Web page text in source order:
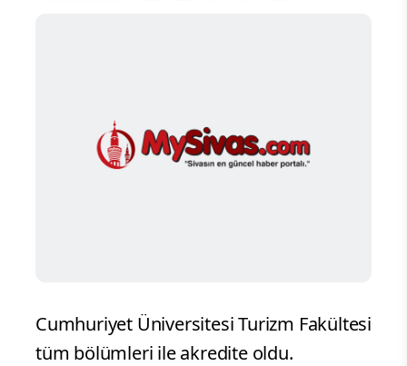
Cumhuriyet Üniversitesi Turizm Fakültesi
tüm bölümleri ile akredite oldu.